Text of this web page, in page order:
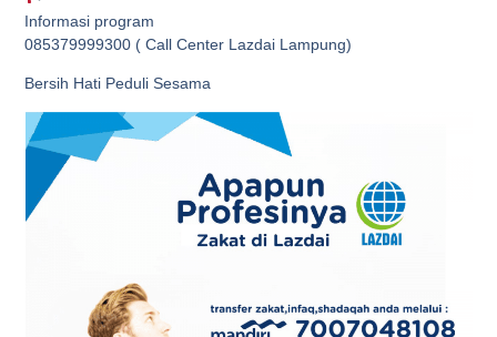
Informasi program
085379999300 ( Call Center Lazdai Lampung)
Bersih Hati Peduli Sesama